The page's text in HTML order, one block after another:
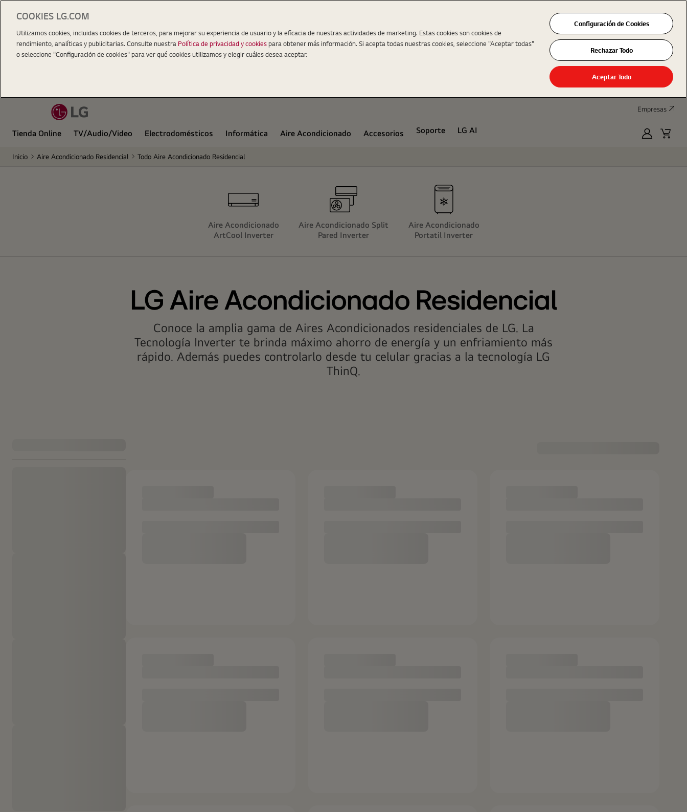
Empresas
Tienda Online TV/Audio/Video Electrodomésticos Informática Aire Acondicionado Accesorios Soporte
LG AI
MyLGCart
Inicio Aire Acondicionado Residencial Todo Aire Acondicionado Residencial
Aire Acondicionado
ArtCool Inverter
Aire Acondicionado Split
Pared Inverter
Aire Acondicionado
Portatil Inverter
LG Aire Acondicionado Residencial
Conoce la amplia gama de Aires Acondicionados residenciales de LG. La
Tecnología Inverter te brinda máximo ahorro de energía y un enfriamiento más
rápido. Además puedes controlarlo desde tu celular gracias a la tecnología LG
ThinQ.
COOKIES LG.COM
Utilizamos cookies, incluidas cookies de terceros, para mejorar su experiencia de usuario y la eficacia de nuestras actividades de marketing. Estas cookies son cookies de
rendimiento, analíticas y publicitarias. Consulte nuestra Política de privacidad y cookiespara obtener más información. Si acepta todas nuestras cookies, seleccione "Aceptar todas"
o seleccione "Configuración de cookies" para ver qué cookies utilizamos y elegir cuáles desea aceptar.
Configuración de Cookies
Rechazar Todo
Aceptar Todo